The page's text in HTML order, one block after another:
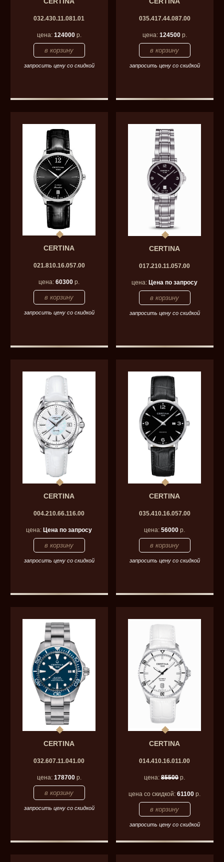
032.430.11.081.01
цена: 124000р.
запросить цену со скидкой
035.417.44.087.00
цена: 124500р.
запросить цену со скидкой
CERTINA
021.810.16.057.00
цена:60300 р.
запросить цену со скидкой
CERTINA
017.210.11.057.00
цена: Цена по запросу
запросить цену со скидкой
CERTINA
004.210.66.116.00
цена: Цена по запросу
запросить цену со скидкой
CERTINA
035.410.16.057.00
цена:56000 р.
запросить цену со скидкой
CERTINA
032.607.11.041.00
цена: 178700р.
запросить цену со скидкой
CERTINA
014.410.16.011.00
цена:85500 р.
цена со скидкой:61100 р.
запросить цену со скидкой